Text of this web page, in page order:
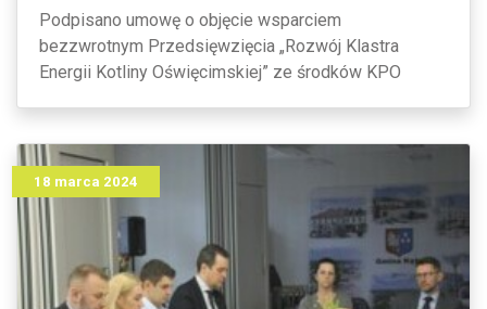
Podpisano umowę o objęcie wsparciem
bezzwrotnym Przedsięwzięcia „Rozwój Klastra
Energii Kotliny Oświęcimskiej” ze środków KPO
18 marca 2024